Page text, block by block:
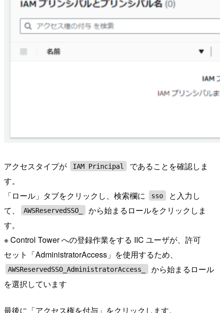
アクセスタイプが IAM Principal
であることを確認しま
す。
「ロール」タブをクリックし、検索欄に
sso
と入力し
て、
AWSReservedSSO_
から始まるロールをクリックしま
す。
※ Control Tower への登録作業をする IIC ユーザが、許可
セット「AdministratorAccess」を使用するため、
AWSReservedSSO_AdministratorAccess_
から始まるロール
を選択しています
最後に「アクセス権を付与」をクリックします。